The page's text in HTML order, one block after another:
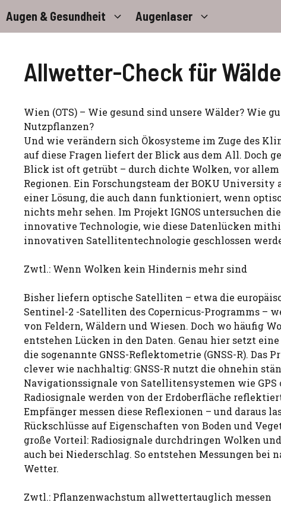
Inhalt
springen
Augen & Gesundheit Augenlaser
Allwetter-Check für
Wien (OTS) – Wie gesund sind unsere Wälder? Wie
Nutzpflanzen?
Und wie verändern sich Ökosysteme im Zuge des
auf diese Fragen liefert der Blick aus dem All. Doch
Blick ist oft getrübt – durch dichte Wolken, vor
Regionen. Ein Forschungsteam der BOKU University
einer Lösung, die auch dann funktioniert, wenn
nichts mehr sehen. Im Projekt IGNOS untersuchen
innovative Technologie, wie diese Datenlücken
innovativen Satellitentechnologie geschlossen
Zwtl.: Wenn Wolken kein Hindernis mehr sind
Bisher liefern optische Satelliten – etwa die
Sentinel-2 -Satelliten des Copernicus-Programms –
von Feldern, Wäldern und Wiesen. Doch wo häufig
entstehen Lücken in den Daten. Genau hier setzt
die sogenannte GNSS-Reflektometrie (GNSS-R). Das
clever wie nachhaltig: GNSS-R nutzt die ohnehin
Navigationssignale von Satellitensystemen wie GPS
Radiosignale werden von der Erdoberfläche
Empfänger messen diese Reflexionen – und daraus
Rückschlüsse auf Eigenschaften von Boden und
große Vorteil: Radiosignale durchdringen Wolken
auch bei Niederschlag. So entstehen Messungen bei
Wetter.
Zwtl.: Pflanzenwachstum allwettertauglich messen